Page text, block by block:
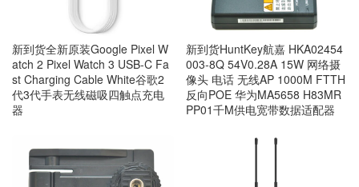
新到货全新原装Google Pixel W
atch 2 Pixel Watch 3 USB-C Fa
st Charging Cable White谷歌2
代3代手表无线磁吸四触点充电
器
新到货HuntKey航嘉 HKA02454
003-8Q 54V0.28A 15W 网络摄
像头 电话 无线AP 1000M FTTH
反向POE 华为MA5658 H83MR
PP01千M供电宽带数据适配器